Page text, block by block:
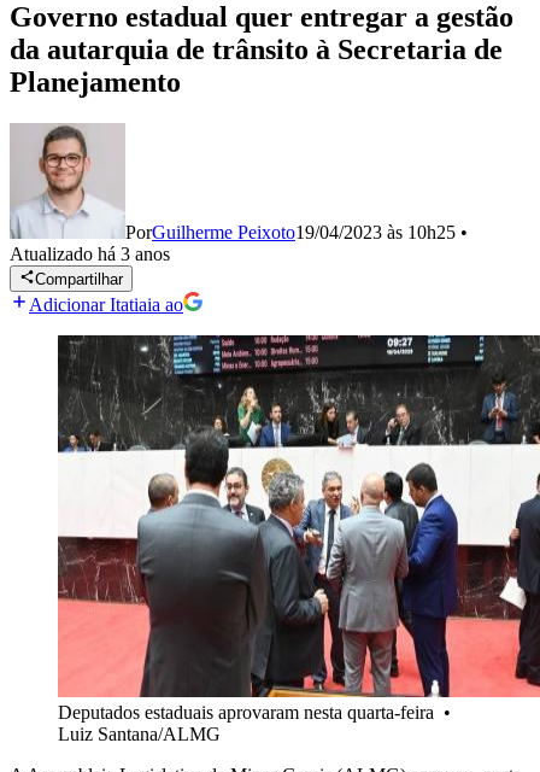
Governo estadual quer entregar a gestão
da autarquia de trânsito à Secretaria de
Planejamento
PorGuilherme Peixoto19/04/2023 às 10h25 •
Atualizado há 3 anos
Compartilhar
Adicionar Itatiaia ao
Deputados estaduais aprovaram nesta quarta-feira •
Luiz Santana/ALMG